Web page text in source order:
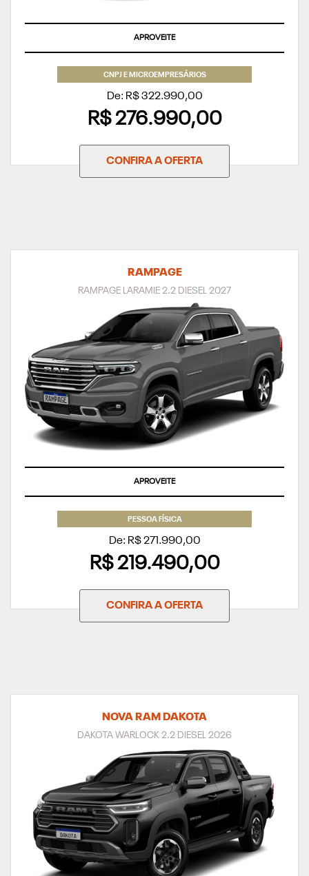
APROVEITE
CNPJ E MICROEMPRESÁRIOS
De: R$ 322.990,00
R$ 276.990,00
CONFIRA A OFERTA
RAMPAGE
RAMPAGE LARAMIE 2.2 DIESEL 2027
APROVEITE
PESSOA FÍSICA
De: R$ 271.990,00
R$ 219.490,00
CONFIRA A OFERTA
NOVA RAM DAKOTA
DAKOTA WARLOCK 2.2 DIESEL 2026